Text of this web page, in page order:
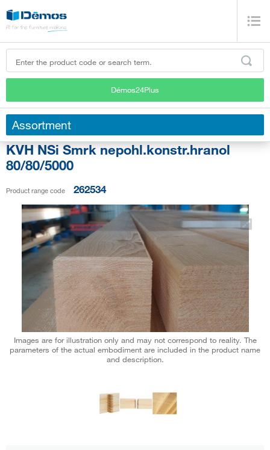
Démos24Plus
Assortment
KVH NSi Smrk nepohl.konstr.hranol
80/80/5000
Product range code 262534
Images are for illustration only and may not correspond to reality. The
parameters of the actual embodiment are included in the product name
and description.